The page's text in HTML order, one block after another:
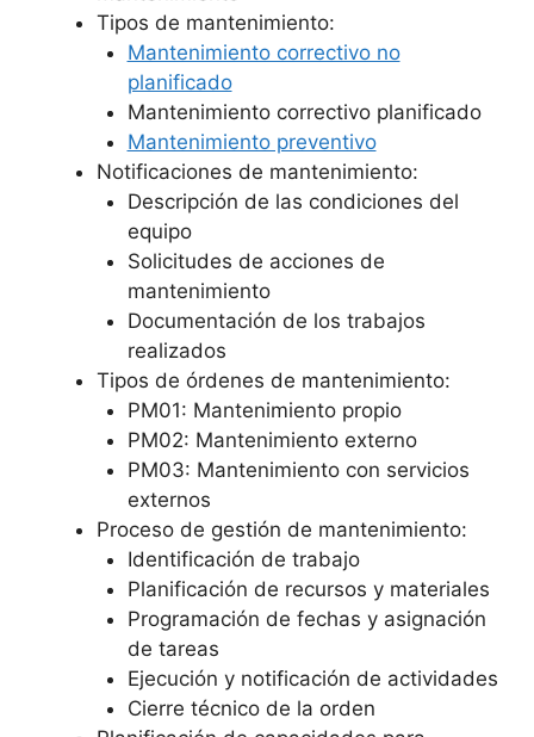
Tipos de mantenimiento:
Mantenimiento correctivo no
planificado
Mantenimiento correctivo planificado
Mantenimiento preventivo
Notificaciones de mantenimiento:
Descripción de las condiciones del
equipo
Solicitudes de acciones de
mantenimiento
Documentación de los trabajos
realizados
Tipos de órdenes de mantenimiento:
PM01: Mantenimiento propio
PM02: Mantenimiento externo
PM03: Mantenimiento con servicios
externos
Proceso de gestión de mantenimiento:
Identificación de trabajo
Planificación de recursos y materiales
Programación de fechas y asignación
de tareas
Ejecución y notificación de actividades
Cierre técnico de la orden